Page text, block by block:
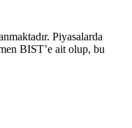
Piyasalarda
BIST’e ait olup, bu